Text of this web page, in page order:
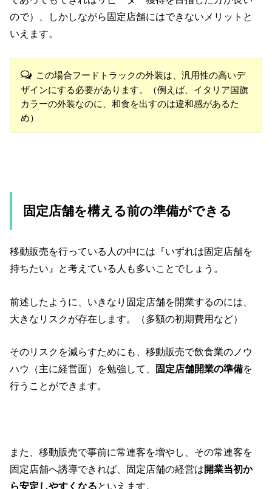
ので）、しかしながら固定店舗にはできないメリットと
いえます。
この場合フードトラックの外装は、汎用性の高いデ
ザインにする必要があります。（例えば、イタリア国旗
カラーの外装なのに、和食を出すのは違和感があるた
め）
固定店舗を構える前の準備ができる
移動販売を行っている人の中には『いずれは固定店舗を
持ちたい』と考えている人も多いことでしょう。
前述したように、いきなり固定店舗を開業するのには、
大きなリスクが存在します。（多額の初期費用など）
そのリスクを減らすためにも、移動販売で飲食業のノウ
ハウ（主に経営面）を勉強して、
固定店舗開業の準備を
行うことができます。
また、移動販売で事前に常連客を増やし、その常連客を
固定店舗へ誘導できれば、固定店舗の経営は開業当初か
ら安定しやすくなるといえます。